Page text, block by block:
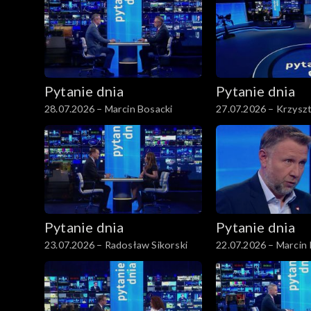
Pytanie dnia
28.07.2026 – Marcin Bosacki
Pytanie dnia
27.07.2026 –
Pytanie dnia
23.07.2026 – Radosław Sikorski
Pytanie dnia
22.07.2026 – Marcin